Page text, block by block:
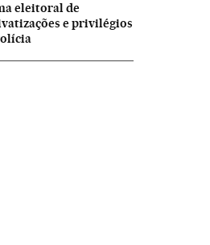
eleitoral de
e privilégios